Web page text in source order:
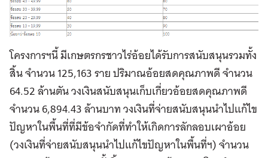
โครงการฯนี้ มีเกษตรกรชาวไร่อ้อยได้รับการสนับสนุนรวมทั้ง
สิ้น จำนวน 125,163 ราย ปริมาณอ้อยสดคุณภาพดี จำนวน
64.52 ล้านตัน วงเงินสนับสนุนเก็บเกี่ยวอ้อยสดคุณภาพดี
จำนวน 6,894.43 ล้านบาท วงเงินที่จ่ายสนับสนุนนำไปแก้ไข
ปัญหาในพื้นที่ที่มีข้อจำกัดที่ทำให้เกิดการลักลอบเผาอ้อย
(วงเงินที่จ่ายสนับสนุนนำไปแก้ไขปัญหาในพื้นที่ฯ) จำนวน